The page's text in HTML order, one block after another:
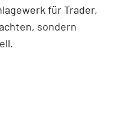
für Trader,
sondern